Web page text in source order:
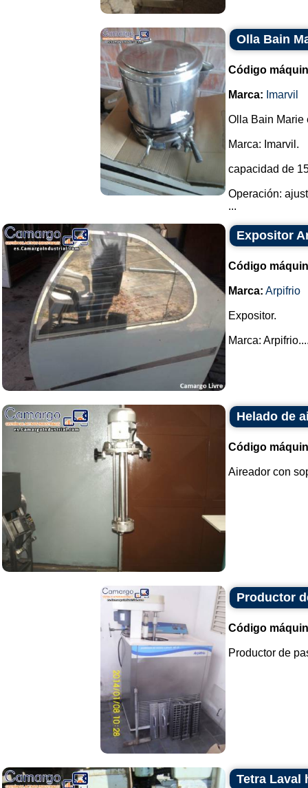
Olla Bain
Código
Marca: Imarvil
Olla Bain Marie
Marca: Imarvil.
capacidad de
Operación:
...
Expositor
Código
Marca: Arpifrio
Expositor.
Marca:
Helado de
Código
Aireador con
Productor
Código
Productor de
Tetra Laval